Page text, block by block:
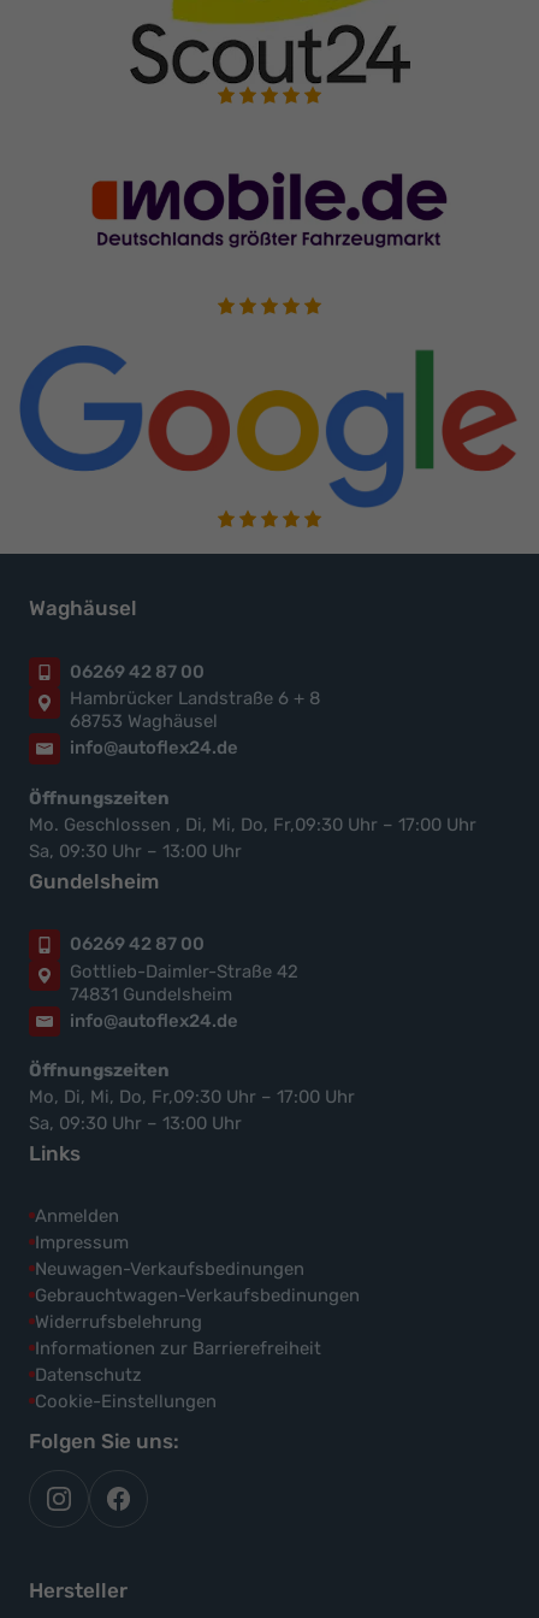
Waghäusel
06269 42 87 00
Hambrücker Landstraße 6 + 8
68753 Waghäusel
info@autoflex24.de
Öffnungszeiten
Mo. Geschlossen , Di, Mi, Do, Fr,09:30 Uhr – 17:00 Uhr
Sa, 09:30 Uhr – 13:00 Uhr
Gundelsheim
06269 42 87 00
Gottlieb-Daimler-Straße 42
74831 Gundelsheim
info@autoflex24.de
Öffnungszeiten
Mo, Di, Mi, Do, Fr,09:30 Uhr – 17:00 Uhr
Sa, 09:30 Uhr – 13:00 Uhr
Links
Anmelden
Impressum
Neuwagen-Verkaufsbedinungen
Gebrauchtwagen-Verkaufsbedinungen
Widerrufsbelehrung
Informationen zur Barrierefreiheit
Datenschutz
Cookie-Einstellungen
Folgen Sie uns:
autoflex
auf
autoflex24
auf
Hersteller